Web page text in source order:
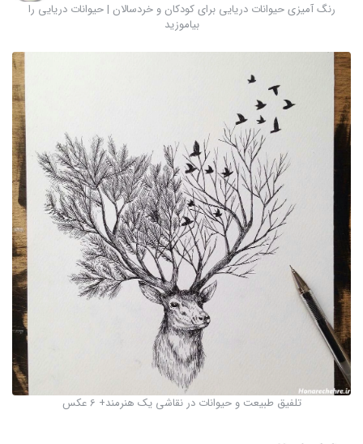
رنگ آمیزی حیوانات دریایی برای کودکان و خردسالان | حیوانات دریایی را
بیاموزید
تلفیق طبیعت و حیوانات در نقاشی یک هنرمند+ 6 عکس